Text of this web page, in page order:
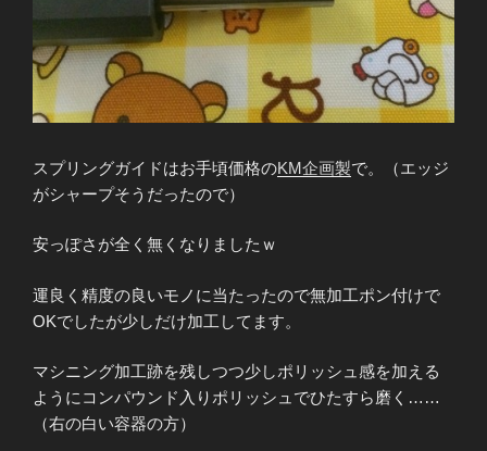
スプリングガイドはお手頃価格のKM企画製で。（エッジ
がシャープそうだったので）
安っぽさが全く無くなりましたｗ
運良く精度の良いモノに当たったので無加工ポン付けで
OKでしたが少しだけ加工してます。
マシニング加工跡を残しつつ少しポリッシュ感を加える
ようにコンパウンド入りポリッシュでひたすら磨く……
（右の白い容器の方）